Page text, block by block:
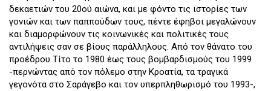
δεκαετιών του 20ού αιώνα, και με φόντο τις ιστορίες των
γονιών και των παππούδων τους, πέντε έφηβοι μεγαλώνουν
και διαμορφώνουν τις κοινωνικές και πολιτικές τους
αντιλήψεις σαν σε βίους παράλληλους. Από τον θάνατο του
προέδρου Τίτο το 1980 έως τους βομβαρδισμούς του 1999
-περνώντας από τον πόλεμο στην Κροατία, τα τραγικά
γεγονότα στο Σαράγεβο και τον υπερπληθωρισμό του 1993-,